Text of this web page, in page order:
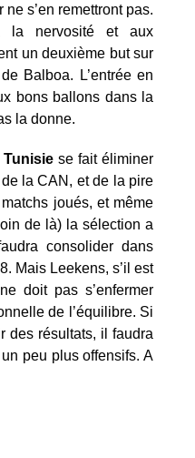
s’en remettront pas.
la nervosité et aux
un deuxième but sur
Balboa. L’entrée en
bons ballons dans la
la donne.
Tunisie se fait éliminer
la CAN, et de la pire
joués, et même
de là) la sélection a
consolider dans
Mais Leekens, s’il est
doit pas s’enfermer
de l’équilibre. Si
des résultats, il faudra
peu plus offensifs. A